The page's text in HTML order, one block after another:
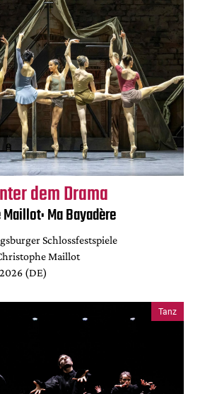
dem Drama
Ma Bayadère
Schlossfestspiele
Maillot
(DE)
Tanz